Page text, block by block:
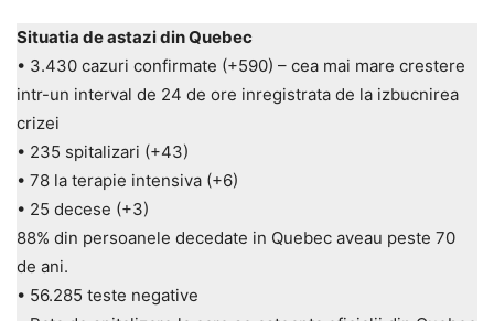
Situatia de astazi din Quebec
• 3.430 cazuri confirmate (+590) – cea mai mare crestere
intr-un interval de 24 de ore inregistrata de la izbucnirea
crizei
• 235 spitalizari (+43)
• 78 la terapie intensiva (+6)
• 25 decese (+3)
88% din persoanele decedate in Quebec aveau peste 70
de ani.
• 56.285 teste negative